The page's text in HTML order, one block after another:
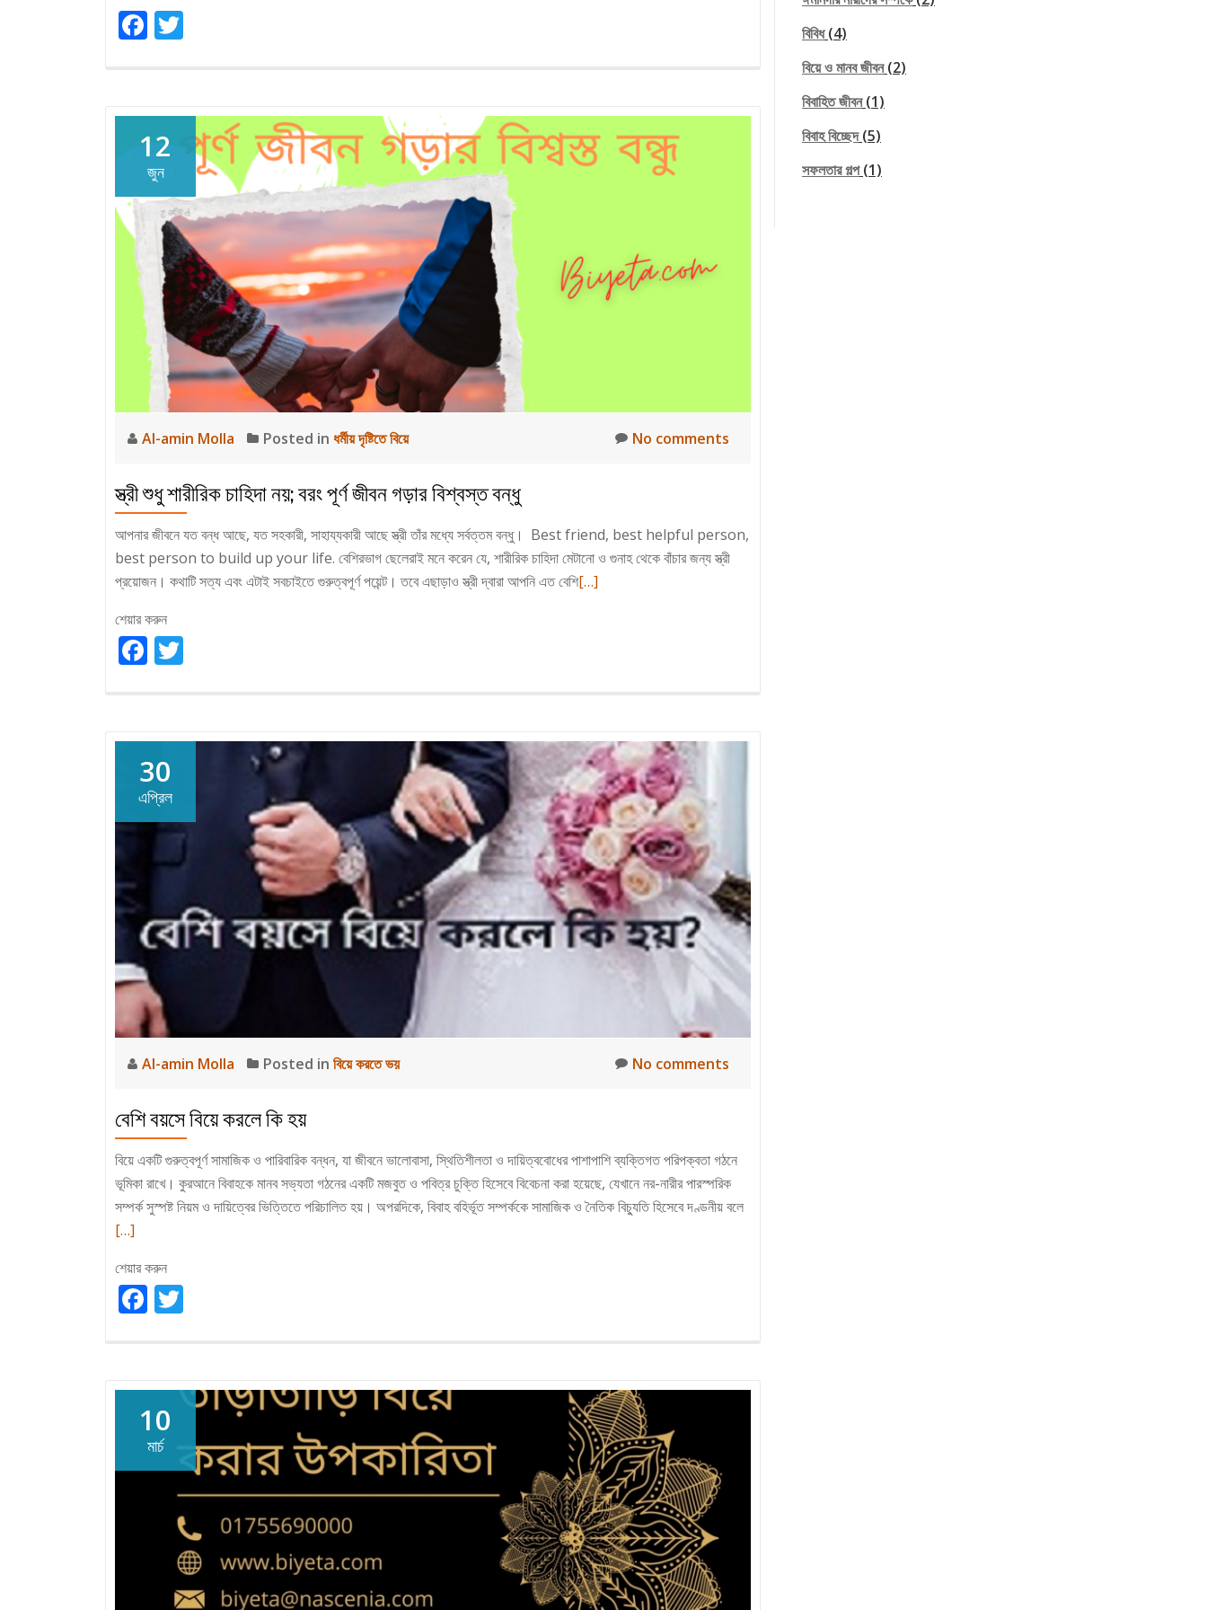
কি
কোন
উপায়
Facebook
12
জুন
Al-amin Molla Posted in ধর্মীয় দৃষ্টিতে বিয়ে No comments
স্ত্রী শুধু শারীরিক চাহিদা নয়; বরং পূর্ণ জীবন গড়ার বিশ্বস্ত বন্ধু
আপনার জীবনে যত বন্ধ আছে, যত সহকারী, সাহায্যকারী আছে স্ত্রী তাঁর মধ্যে সর্বত্তম বন্ধু। Best friend, best helpful person,
best person to build up your life. বেশিরভাগ ছেলেরাই মনে করেন যে, শারীরিক চাহিদা মেটানো ও গুনাহ থেকে বাঁচার জন্য স্ত্রী
প্রয়োজন। কথাটি সত্য এবং এটাই সবচাইতে গুরুত্বপূর্ণ পয়েন্ট। তবে এছাড়াও স্ত্রী দ্বারা আপনি এত বেশিRead
নয়;
বরং
পূর্ণ
জীবন
গড়ার
বিশ্বস্ত
বন্ধু
[…]
শেয়ার করুন
Facebook
30
এপ্রিল
Al-amin Molla Posted in বিয়ে করতে ভয় No comments
বেশি বয়সে বিয়ে করলে কি হয়
বিয়ে একটি গুরুত্বপূর্ণ সামাজিক ও পারিবারিক বন্ধন, যা জীবনে ভালোবাসা, স্থিতিশীলতা ও দায়িত্ববোধের পাশাপাশি ব্যক্তিগত পরিপক্বতা গঠনে
ভূমিকা রাখে। কুরআনে বিবাহকে মানব সভ্যতা গঠনের একটি মজবুত ও পবিত্র চুক্তি হিসেবে বিবেচনা করা হয়েছে, যেখানে নর-নারীর পারস্পরিক
সম্পর্ক সুস্পষ্ট নিয়ম ও দায়িত্বের ভিত্তিতে পরিচালিত হয়। অপরদিকে, বিবাহ বহির্ভূত সম্পর্ককে সামাজিক ও নৈতিক বিচ্যুতি হিসেবে দণ্ডনীয় বলেRead
হয়
[…]
শেয়ার করুন
Facebook
10
মার্চ
বিবিধ(4)
বিয়ে ও মানব জীবন(2)
বিবাহিত জীবন(1)
বিবাহ বিচ্ছেদ(5)
সফলতার গল্প(1)